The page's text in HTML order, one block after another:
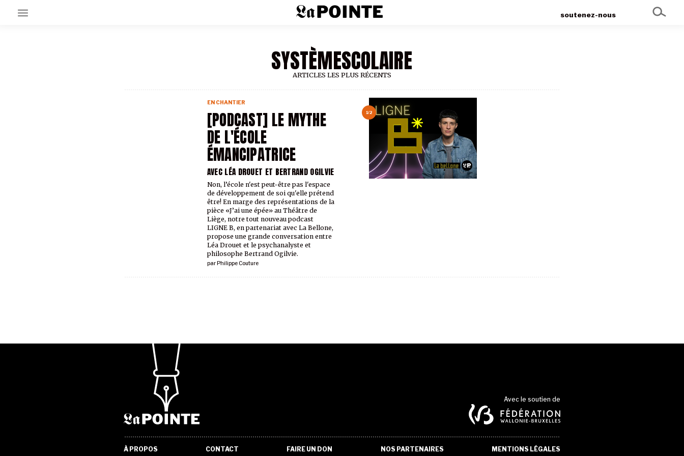
soutenez-nous
SYSTÈMESCOLAIRE
ARTICLES LES PLUS RÉCENTS
1/2
[PODCAST] LE MYTHE
DE L'ÉCOLE
ÉMANCIPATRICE
AVEC LÉA DROUET ET BERTRAND OGILVIE
EN CHANTIER
par Philippe Couture
Non, l’école n'est peut-être pas l'espace
de développement de soi qu'elle prétend
être! En marge des représentations de la
pièce «J’ai une épée» au Théâtre de
Liège, notre tout nouveau podcast
LIGNE B, en partenariat avec La Bellone,
propose une grande conversation entre
Léa Drouet et le psychanalyste et
philosophe Bertrand Ogilvie.
Avec le soutien de
À PROPOS CONTACT FAIRE UN DON NOS PARTENAIRES MENTIONS LÉGALES